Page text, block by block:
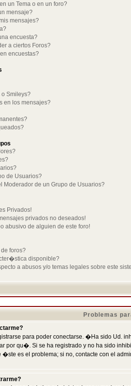
un Tema o en un foro?
mensaje?
mensajes?
encuesta?
a ciertos Foros?
encuestas?
Smileys?
los mensajes?
de Usuarios?
de un Grupo de Usuarios?
Privados!
privados no deseados!
abusivo de alguien de este foro!
foros?
disponible?
a abusos y/o temas legales sobre este
Problemas
para poder conectarse. �Ha sido Ud.
por qu�. Si se ha registrado y no ha sido
es el problema; si no, contacte con el